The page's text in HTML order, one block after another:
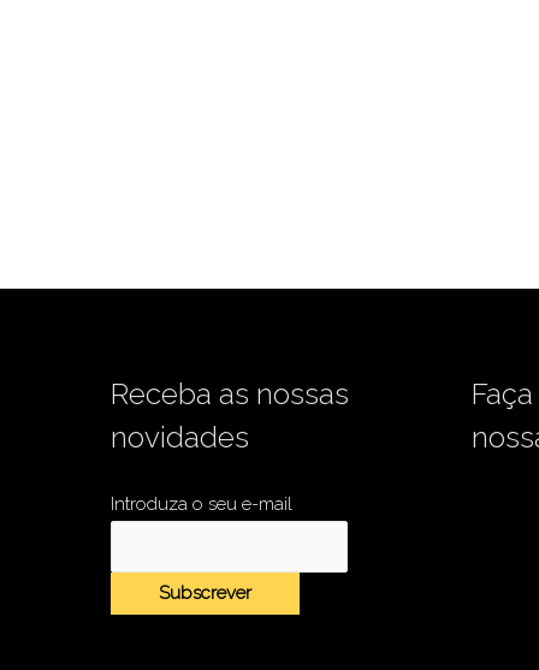
Receba as nossas
novidades
Introduza o seu e-mail